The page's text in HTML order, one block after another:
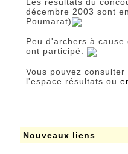
décembre 2003 sont
Poumarat)
Peu d'archers à
ont participé.
Vous pouvez
l'espace résultats ou
Nouveaux liens